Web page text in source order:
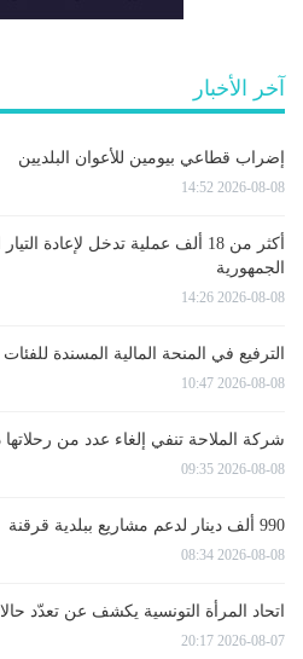
آخر الأخبار
إضراب قطاعي بيومين للأعوان البلديين
2026-08-08 14:52
أكثر من 18 ألف عملية تدخل
الجمهورية
2026-08-08 14:26
الترفيع في المنحة المالية المسندة للفئات
2026-08-08 10:47
شركة الملاحة تنفي إلغاء عدد من
2026-08-08 09:35
990 ألف دينار لدعم مشاريع ببلدية قرقنة
2026-08-08 08:34
اتحاد المرأة التونسية يكشف عن تعدّد
2026-08-07 20:17